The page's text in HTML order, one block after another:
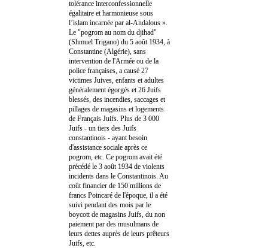
tolérance interconfessionnelle
égalitaire et harmonieuse sous
l’islam incarnée par al-Andalous ».
Le "pogrom au nom du djihad"
(Shmuel Trigano) du 5 août 1934, à
Constantine (Algérie), sans
intervention de l'Armée ou de la
police françaises, a causé 27
victimes Juives, enfants et adultes
généralement égorgés et 26 Juifs
blessés, des incendies, saccages et
pillages de magasins et logements
de Français Juifs. Plus de 3 000
Juifs - un tiers des Juifs
constantinois - ayant besoin
d'assistance sociale après ce
pogrom, etc. Ce pogrom avait été
précédé le 3 août 1934 de violents
incidents dans le Constantinois. Au
coût financier de 150 millions de
francs Poincaré de l'époque, il a été
suivi pendant des mois par le
boycott de magasins Juifs, du non
paiement par des musulmans de
leurs dettes auprès de leurs prêteurs
Juifs, etc.